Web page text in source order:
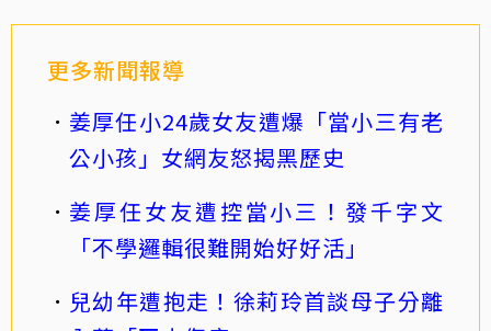
更多新聞報導
姜厚任小24歲女友遭爆「當小三有老
公小孩」女網友怒揭黑歷史
姜厚任女友遭控當小三！發千字文
「不學邏輯很難開始好好活」
兒幼年遭抱走！徐莉玲首談母子分離